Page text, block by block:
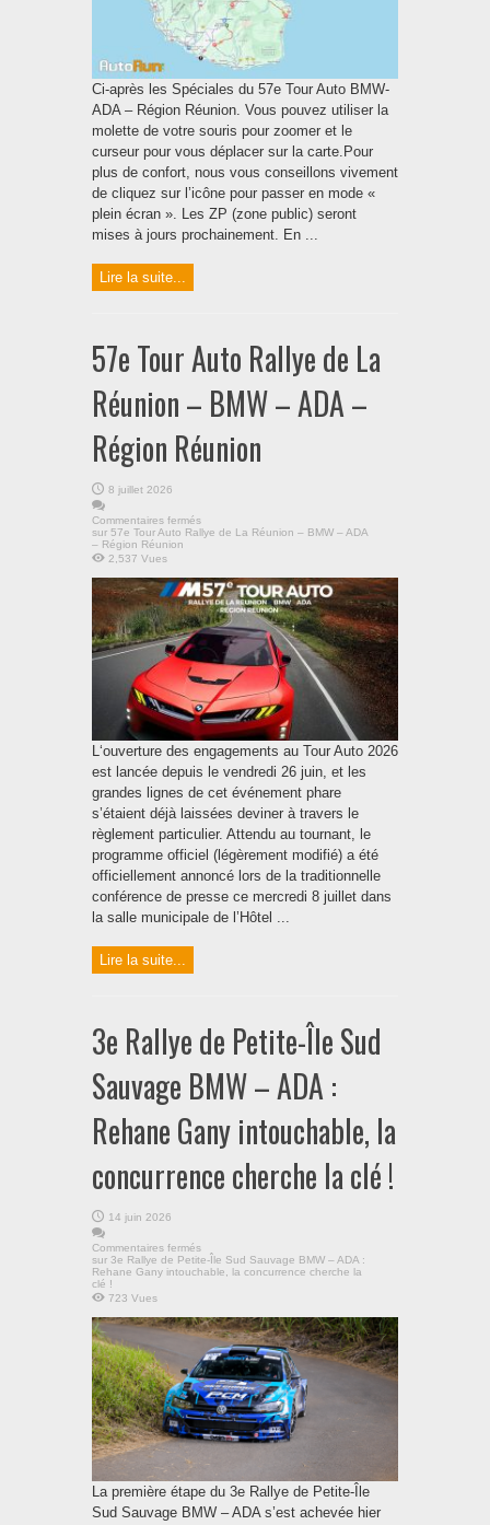
Ci-après les Spéciales du 57e Tour Auto BMW-
ADA – Région Réunion. Vous pouvez utiliser la
molette de votre souris pour zoomer et le
curseur pour vous déplacer sur la carte.Pour
plus de confort, nous vous conseillons vivement
de cliquez sur l’icône pour passer en mode «
plein écran ». Les ZP (zone public) seront
mises à jours prochainement. En ...
Lire la suite...
57e Tour Auto Rallye de La
Réunion – BMW – ADA –
Région Réunion
8 juillet 2026
Commentaires fermés
sur 57e Tour Auto Rallye de La Réunion – BMW – ADA
– Région Réunion
2,537 Vues
L‘ouverture des engagements au Tour Auto 2026
est lancée depuis le vendredi 26 juin, et les
grandes lignes de cet événement phare
s’étaient déjà laissées deviner à travers le
règlement particulier. Attendu au tournant, le
programme officiel (légèrement modifié) a été
officiellement annoncé lors de la traditionnelle
conférence de presse ce mercredi 8 juillet dans
la salle municipale de l’Hôtel ...
Lire la suite...
3e Rallye de Petite-Île Sud
Sauvage BMW – ADA :
Rehane Gany intouchable, la
concurrence cherche la clé !
14 juin 2026
Commentaires fermés
sur 3e Rallye de Petite-Île Sud Sauvage BMW – ADA :
Rehane Gany intouchable, la concurrence cherche la
clé !
723 Vues
La première étape du 3e Rallye de Petite-Île
Sud Sauvage BMW – ADA s’est achevée hier